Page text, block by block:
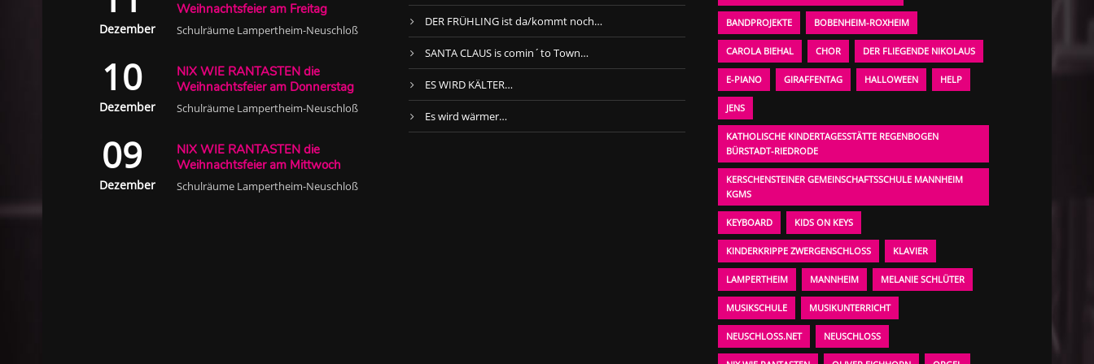
Dezember
Weihnachtsfeier am Freitag
Schulräume Lampertheim-Neuschloß
10
Dezember
NIX WIE RANTASTEN die
Weihnachtsfeier am Donnerstag
Schulräume Lampertheim-Neuschloß
09
Dezember
NIX WIE RANTASTEN die
Weihnachtsfeier am Mittwoch
Schulräume Lampertheim-Neuschloß
DER FRÜHLING ist da/kommt noch…
SANTA CLAUS is comin´to Town…
ES WIRD KÄLTER…
Es wird wärmer…
BANDPROJEKTE BOBENHEIM-ROXHEIM
CAROLA BIEHAL CHOR DER FLIEGENDE NIKOLAUS
E-PIANO GIRAFFENTAG HALLOWEEN HELP
JENS
KATHOLISCHE KINDERTAGESSTÄTTE REGENBOGEN
BÜRSTADT-RIEDRODE
KERSCHENSTEINER GEMEINSCHAFTSSCHULE MANNHEIM
KGMS
KEYBOARD KIDS ON KEYS
KINDERKRIPPE ZWERGENSCHLOSS KLAVIER
LAMPERTHEIM MANNHEIM MELANIE SCHLÜTER
MUSIKSCHULE MUSIKUNTERRICHT
NEUSCHLOSS.NET NEUSCHLOSS